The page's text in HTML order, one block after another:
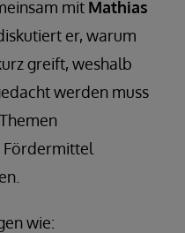
mit Mathias
er, warum
greift, weshalb
werden muss
Fördermittel
wie: